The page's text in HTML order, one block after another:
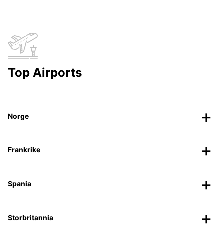
Top Airports
Norge
Frankrike
Spania
Storbritannia